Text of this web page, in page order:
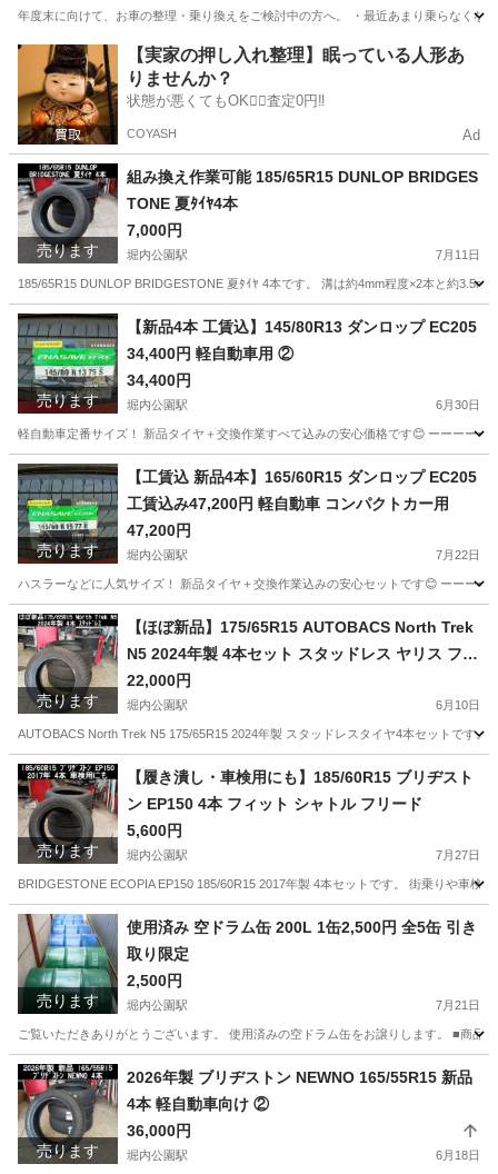
年度末に向けて、お車の整理・乗り換えをご検討中の方へ。 ・最近あまり乗らなく
愛知 安城市 堀内公園駅 その他 車両
【実家の押し入れ整理】眠っている人形あ
りませんか？
状態が悪くてもOK🙆‍♀️査定0円‼️
COYASH Ad
売ります
組み換え作業可能 185/65R15 DUNLOP BRIDGES
TONE 夏ﾀｲﾔ4本
7,000円
堀内公園駅 7月11日
185/65R15 DUNLOP BRIDGESTONE 夏ﾀｲﾔ 4本です。 溝は約4mm程度×2本と約
愛知 安城市 堀内公園駅 タイヤ、ホイール タイヤ
売ります
【新品4本 工賃込】145/80R13 ダンロップ EC205
34,400円 軽自動車用 ②
34,400円
堀内公園駅 6月30日
軽自動車定番サイズ！ 新品タイヤ＋交換作業すべて込みの安心価格です😊 ーーーー
愛知 安城市 堀内公園駅 タイヤ、ホイール R13
売ります
【工賃込 新品4本】165/60R15 ダンロップ EC205
工賃込み47,200円 軽自動車 コンパクトカー用
47,200円
堀内公園駅 7月22日
ハスラーなどに人気サイズ！ 新品タイヤ＋交換作業込みの安心セットです😊 ーーー
愛知 安城市 堀内公園駅
売ります
【ほぼ新品】175/65R15 AUTOBACS North Trek
N5 2024年製 4本セット スタッドレス ヤリス フィ
ット アクア
22,000円
堀内公園駅 6月10日
AUTOBACS North Trek N5 175/65R15 2024年製 スタッドレスタイヤ4本セットです
愛知 安城市 堀内公園駅 タイヤ、ホイール
売ります
【履き潰し・車検用にも】185/60R15 ブリヂスト
ン EP150 4本 フィット シャトル フリード
5,600円
堀内公園駅 7月27日
BRIDGESTONE ECOPIA EP150 185/60R15 2017年製 4本セットです。 街乗りや車
愛知 安城市 堀内公園駅 タイヤ、ホイール
売ります
使用済み 空ドラム缶 200L 1缶2,500円 全5缶 引き
取り限定
2,500円
堀内公園駅 7月21日
ご覧いただきありがとうございます。 使用済みの空ドラム缶をお譲りします。 ■商品
愛知 安城市 堀内公園駅 車のパーツ
売ります
2026年製 ブリヂストン NEWNO 165/55R15 新品
4本 軽自動車向け ②
36,000円
堀内公園駅 6月18日